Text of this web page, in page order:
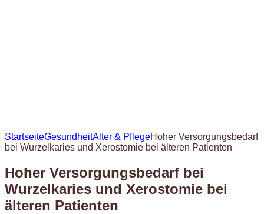
StartseiteGesundheitAlter & PflegeHoher Versorgungsbedarf
bei Wurzelkaries und Xerostomie bei älteren Patienten
Hoher Versorgungsbedarf bei
Wurzelkaries und Xerostomie bei
älteren Patienten